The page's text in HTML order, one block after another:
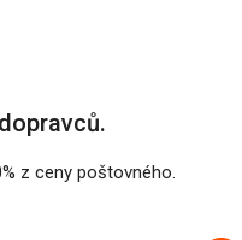
z ceny poštovného.